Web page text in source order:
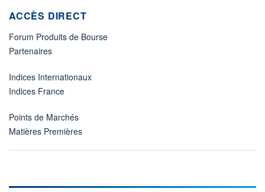
ACCÈS DIRECT
Forum Produits de Bourse
Partenaires
Indices Internationaux
Indices France
Points de Marchés
Matières Premières